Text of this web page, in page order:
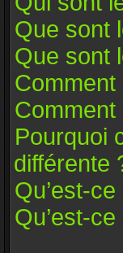
Que sont
Que sont
Comment
Pourquoi
différente
Qu’est-
Qu’est-